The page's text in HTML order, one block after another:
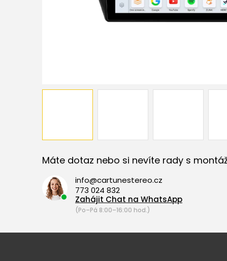
Máte dotaz nebo si nevíte rady s
info@cartunestereo.cz
773 024 832
Zahájit Chat na WhatsApp
(Po–Pá 8:00–16:00 hod.)